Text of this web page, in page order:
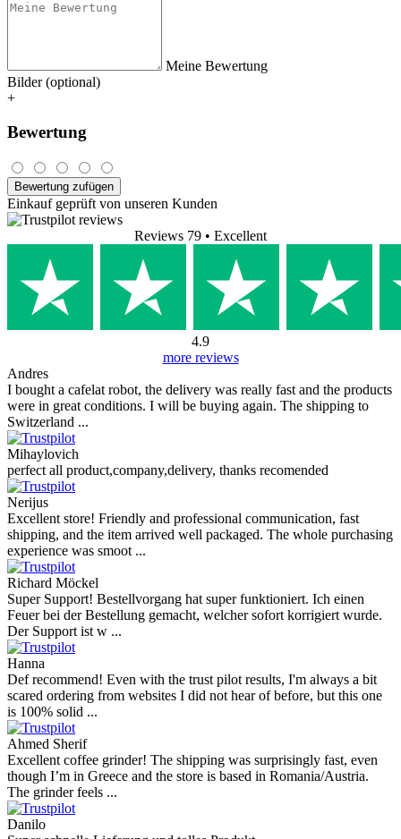
Meine Bewertung
Bilder (optional)
+
Bewertung
Bewertung zufügen
Einkauf geprüft von unseren Kunden
Reviews 79 • Excellent
4.9
more reviews
Andres
I bought a cafelat robot, the delivery was really fast and the products
were in great conditions. I will be buying again. The shipping to
Switzerland ...
Mihaylovich
perfect all product,company,delivery, thanks recomended
Nerijus
Excellent store! Friendly and professional communication, fast
shipping, and the item arrived well packaged. The whole purchasing
experience was smoot ...
Richard Möckel
Super Support! Bestellvorgang hat super funktioniert. Ich einen
Feuer bei der Bestellung gemacht, welcher sofort korrigiert wurde.
Der Support ist w ...
Hanna
Def recommend! Even with the trust pilot results, I'm always a bit
scared ordering from websites I did not hear of before, but this one
is 100% solid ...
Ahmed Sherif
Excellent coffee grinder! The shipping was surprisingly fast, even
though I’m in Greece and the store is based in Romania/Austria.
The grinder feels ...
Danilo